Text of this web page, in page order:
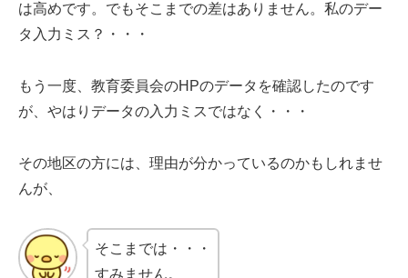
は高めです。でもそこまでの差はありません。私のデー
タ入力ミス？・・・
もう一度、教育委員会のHPのデータを確認したのです
が、やはりデータの入力ミスではなく・・・
その地区の方には、理由が分かっているのかもしれませ
んが、
そこまでは・・・
すみません。